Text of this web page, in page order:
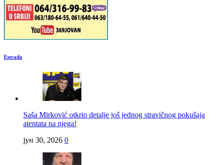
Estrada
Saša Mirković otkrio detalje još jednog stravičnog pokušaja
atentata na njega!
јун 30, 2026 0